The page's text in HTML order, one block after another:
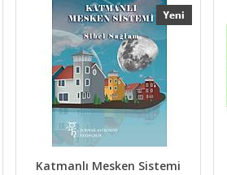
Katmanlı Mesken Sistemi